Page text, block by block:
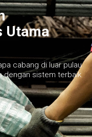
Utama
cabang di luar pulau
dengan sistem terbaik